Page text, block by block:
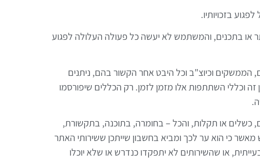
או בתכנים, והמשתמש לא יעשה כל פעולה העלולה לפגוע
הממשקים וכיוצ"ב וכל היבט אחר הקשור בהם, ניתנים
וכללי השתתפות אלו מזמן לזמן. רק הכללים שיפורסמו
כשלים או תקלות, והכל – בחומרה, בתוכנה, בתקשורת,
כי הוא ער לכך ומביא בחשבון שייתכן ששירותי האתר
או שהשירותים לא יתפקדו כנדרש או שלא יוכלו